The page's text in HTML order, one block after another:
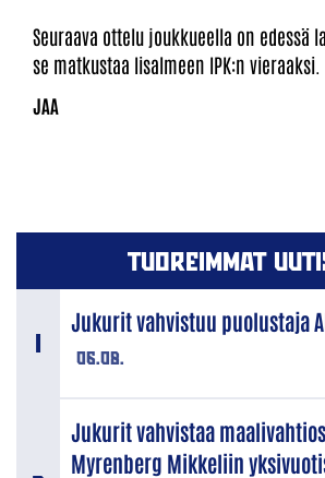
Seuraava ottelu joukkueella on edessä
se matkustaa Iisalmeen IPK:n vieraaksi.
TUOREIMMAT
06.08.
Jukurit vahvistuu puolustaja
Jukurit vahvistaa
Myrenberg Mikkeliin